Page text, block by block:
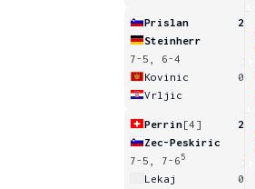
Prislan
2
Steinherr
7-5, 6-4
Kovinic
0
Vrljic
Perrin[4]
2
Zec-Peskiric
7-5, 7-6 5
Lekaj
0